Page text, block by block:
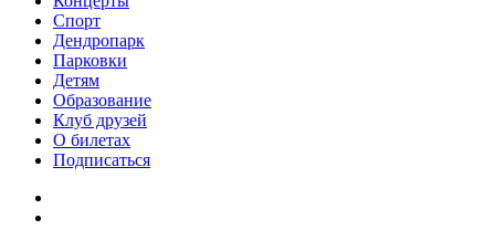
Спорт
Дендропарк
Парковки
Детям
Образование
Клуб друзей
О билетах
Подписаться